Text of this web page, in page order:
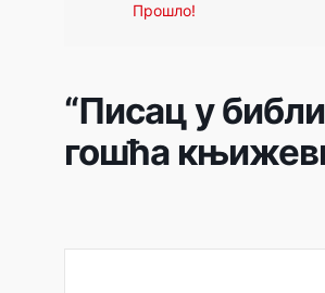
Прошло!
“Писац у
гошћа